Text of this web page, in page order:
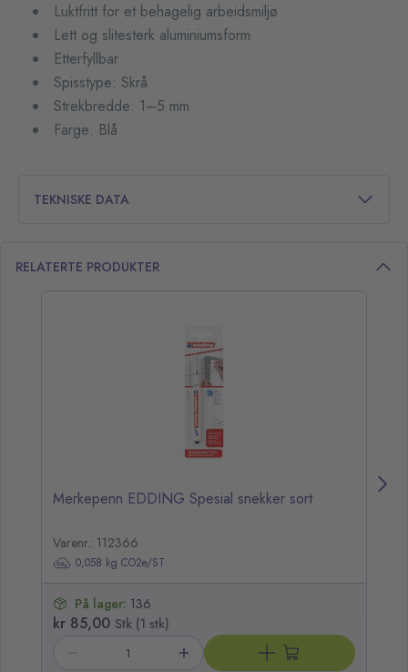
Luktfritt for et behagelig arbeidsmiljø
Lett og slitesterk aluminiumsform
Etterfyllbar
Spisstype: Skrå
Strekbredde: 1–5 mm
Farge: Blå
TEKNISKE DATA
RELATERTE PRODUKTER
Merkepenn EDDING Spesial snekker sort
Varenr.: 112366
0,058 kg CO2e/ST
På lager: 136
kr 85,00 Stk (1 stk)